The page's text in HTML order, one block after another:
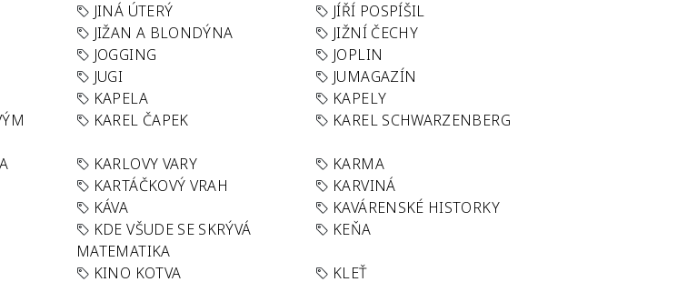
JINÁ ÚTERÝ
JÍŘÍ POSPÍŠIL
JIŽAN A BLONDÝNA
JIŽNÍ ČECHY
JOGGING
JOPLIN
JUGI
JUMAGAZÍN
KAPELA
KAPELY
KAREL ČAPEK KAREL SCHWARZENBERG
KARLOVY VARY
KARMA
KARTÁČKOVÝ VRAH
KARVINÁ
KÁVA
KAVÁRENSKÉ HISTORKY
KDE VŠUDE SE SKRÝVÁ
MATEMATIKA
KEŇA
KINO KOTVA KLEŤ